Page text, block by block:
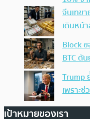
จีนเทข
เดินหน้
Block
BTC ดั
Trump
เพราะ
เป้าหมายของเรา